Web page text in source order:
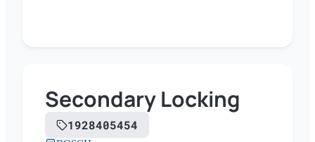
Secondary Locking
1928405454